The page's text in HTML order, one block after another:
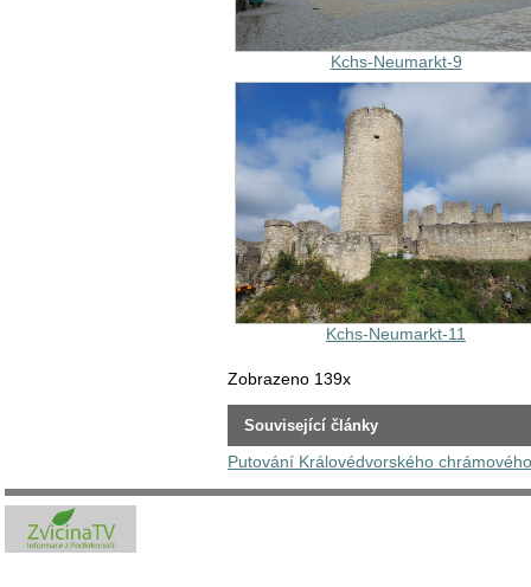
Kchs-Neumarkt-9
Kchs-Neumarkt-11
Zobrazeno 139x
Související články
Putování Královédvorského